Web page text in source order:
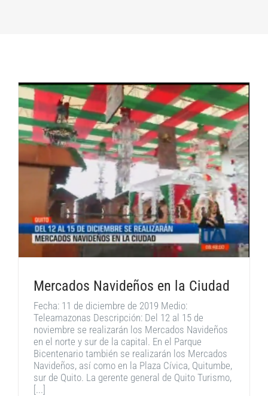
Mercados Navideños en la Ciudad
Fecha: 11 de diciembre de 2019 Medio:
Teleamazonas Descripción: Del 12 al 15 de
noviembre se realizarán los Mercados Navideños
en el norte y sur de la capital. En el Parque
Bicentenario también se realizarán los Mercados
Navideños, así como en la Plaza Cívica, Quitumbe,
sur de Quito. La gerente general de Quito Turismo,
[...]